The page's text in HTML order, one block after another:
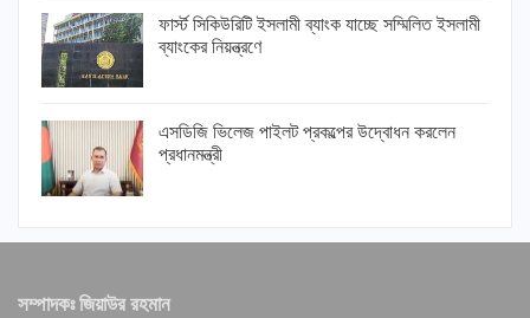
ফার্স্ট সিকিউরিটি ইসলামী ব্যাংক যাচ্ছে সম্মিলিত ইসলামী
ব্যাংকের নিয়ন্ত্রণে
এসডিজি ভিলেজ পাইলট প্রকল্পের উদ্বোধন করলেন
প্রধানমন্ত্রী
সম্পাদকঃ জিয়াউর রহমান